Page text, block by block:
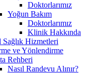
Doktorlarımız
Yoğun Bakım
Doktorlarımız
Klinik Hakkında
Sağlık Hizmetleri
ve Yönlendirme
Rehberi
Nasıl Randevu Alınır?